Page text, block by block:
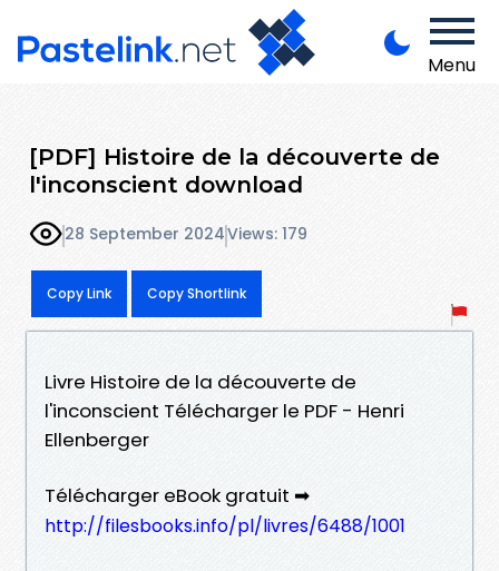
Menu
[PDF] Histoire de la découverte de
l'inconscient download
28 September 2024Views: 179
Copy Link Copy Shortlink
Livre Histoire de la découverte de
l'inconscient Télécharger le PDF - Henri
Ellenberger
Télécharger eBook gratuit ➡
http://filesbooks.info/pl/livres/6488/1001